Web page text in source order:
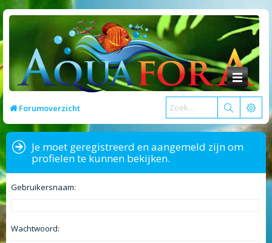
Forumoverzicht
Je moet geregistreerd en aangemeld zijn om
profielen te kunnen bekijken.
Gebruikersnaam:
Wachtwoord: